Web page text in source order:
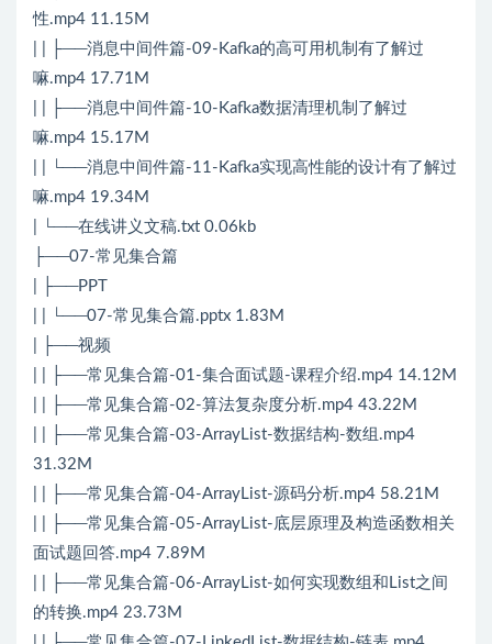
性.mp4 11.15M
| | ├──消息中间件篇-09-Kafka的高可用机制有了解过
嘛.mp4 17.71M
| | ├──消息中间件篇-10-Kafka数据清理机制了解过
嘛.mp4 15.17M
| | └──消息中间件篇-11-Kafka实现高性能的设计有了解过
嘛.mp4 19.34M
| └──在线讲义文稿.txt 0.06kb
├──07-常见集合篇
| ├──PPT
| | └──07-常见集合篇.pptx 1.83M
| ├──视频
| | ├──常见集合篇-01-集合面试题-课程介绍.mp4 14.12M
| | ├──常见集合篇-02-算法复杂度分析.mp4 43.22M
| | ├──常见集合篇-03-ArrayList-数据结构-数组.mp4
31.32M
| | ├──常见集合篇-04-ArrayList-源码分析.mp4 58.21M
| | ├──常见集合篇-05-ArrayList-底层原理及构造函数相关
面试题回答.mp4 7.89M
| | ├──常见集合篇-06-ArrayList-如何实现数组和List之间
的转换.mp4 23.73M